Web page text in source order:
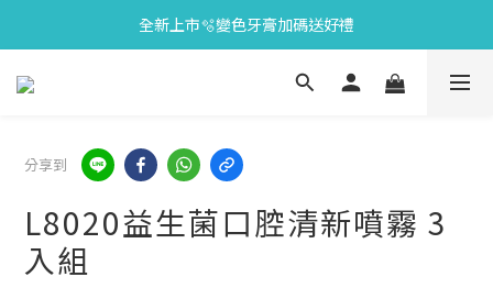
會員限定🎁點數兌換好禮
全新上市🫧變色牙膏加碼送好禮
會員限定🎁點數兌換好禮
分享到
L8020益生菌口腔清新噴霧 3
入組